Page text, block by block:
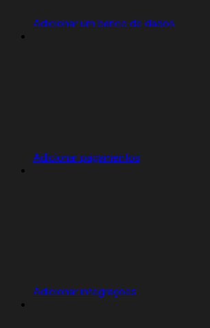
Adicionar um banco de dados
Adicionar pagamentos
Adicionar integrações